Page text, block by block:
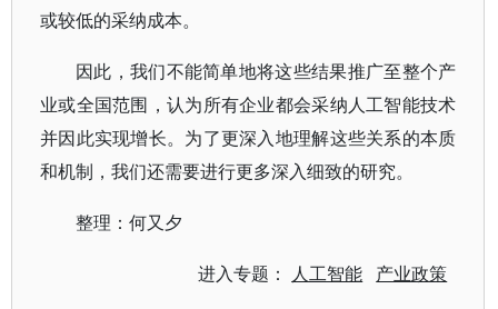
或较低的采纳成本。
因此，我们不能简单地将这些结果推广至整个产
业或全国范围，认为所有企业都会采纳人工智能技术
并因此实现增长。为了更深入地理解这些关系的本质
和机制，我们还需要进行更多深入细致的研究。
整理：何又夕
进入专题： 人工智能 产业政策